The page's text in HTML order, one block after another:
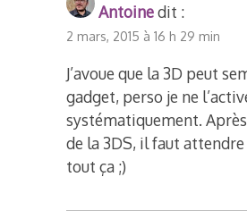
Antoinedit :
2 mars, 2015 à 16 h 29 min
J’avoue que la 3D peut
gadget, perso je ne
systématiquement.
de la 3DS, il faut
tout ça ;)